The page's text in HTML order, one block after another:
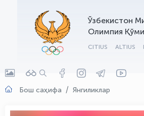
Ўзбекистон
Олимпия
CITIUS ALTIUS
Бош саҳифа Янгиликлар
OLYMPCHIK AI - yordamchi
Онлайн · olympic.uz